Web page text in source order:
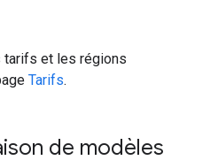
tarifs et les régions
Tarifs.
de modèles